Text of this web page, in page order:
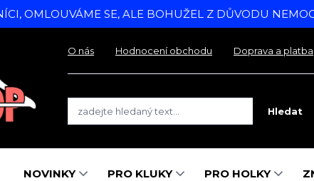
OMLOUVÁME SE, ALE BOHUŽEL Z DŮVODU
O nás Hodnocení obchodu Doprava a platba
Hledat
NOVINKY PRO KLUKY PRO HOLKY